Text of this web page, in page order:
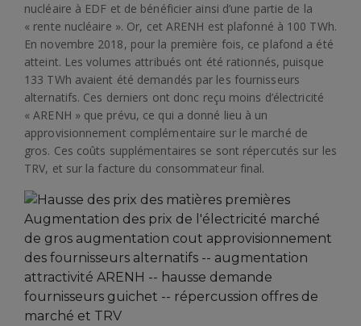
nucléaire à EDF et de bénéficier ainsi d’une partie de la
« rente nucléaire ». Or, cet ARENH est plafonné à 100 TWh.
En novembre 2018, pour la première fois, ce plafond a été
atteint. Les volumes attribués ont été rationnés, puisque
133 TWh avaient été demandés par les fournisseurs
alternatifs. Ces derniers ont donc reçu moins d’électricité
« ARENH » que prévu, ce qui a donné lieu à un
approvisionnement complémentaire sur le marché de
gros. Ces coûts supplémentaires se sont répercutés sur les
TRV, et sur la facture du consommateur final.